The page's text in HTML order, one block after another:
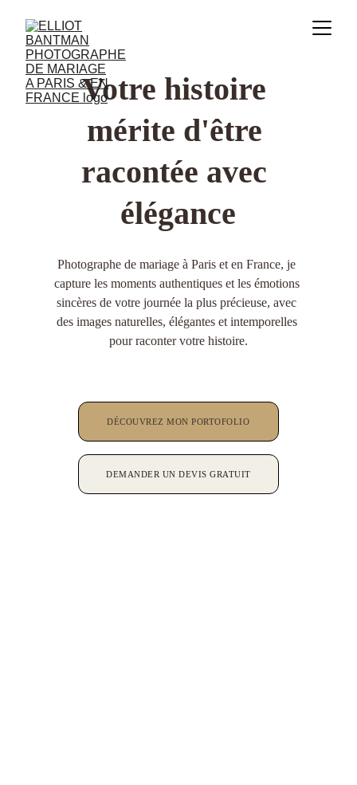
Votre histoire
mérite d'être
racontée avec
élégance
Photographe de mariage à Paris et en France, je
capture les moments authentiques et les émotions
sincères de votre journée la plus précieuse, avec
des images naturelles, élégantes et intemporelles
pour raconter votre histoire.
DÉCOUVREZ MON PORTOFOLIO
DEMANDER UN DEVIS GRATUIT